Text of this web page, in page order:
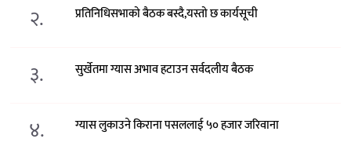
२. प्रतिनिधिसभाको बैठक बस्दै,यस्तो छ कार्यसूची
३. सुर्खेतमा ग्यास अभाव हटाउन सर्वदलीय बैठक
४. ग्यास लुकाउने किराना पसललाई ५० हजार जरिवाना